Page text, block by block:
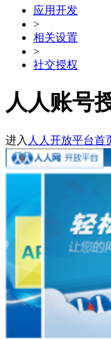
应用开发
>
相关设置
>
社交授权
人人账号
进入 人人开放平台首